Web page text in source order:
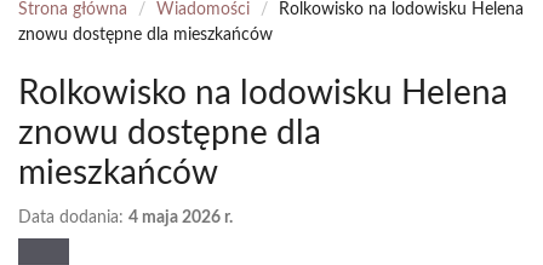
Strona główna / Wiadomości /
Rolkowisko na lodowisku Helena
znowu dostępne dla mieszkańców
Rolkowisko na lodowisku Helena
znowu dostępne dla
mieszkańców
Data dodania: 4 maja 2026 r.